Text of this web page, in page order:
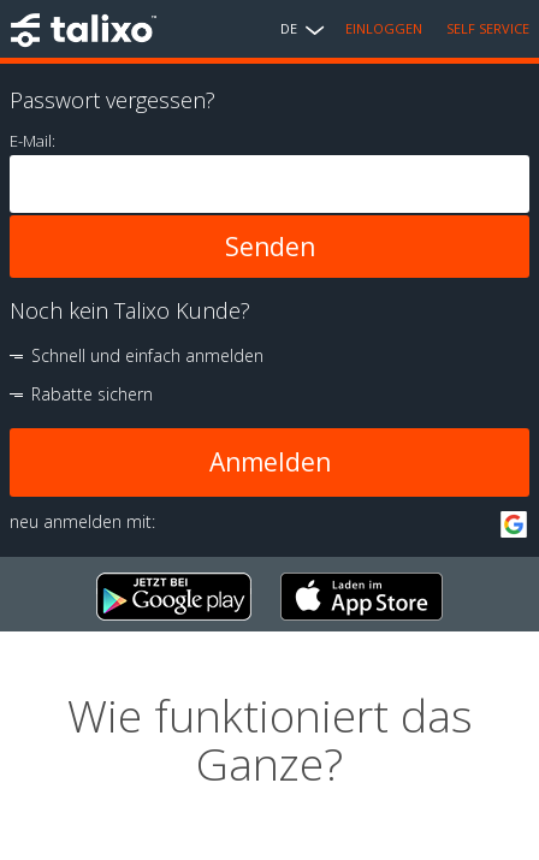
DE EINLOGGEN SELF SERVICE
Passwort vergessen?
E-Mail:
Noch kein Talixo Kunde?
Schnell und einfach anmelden
Rabatte sichern
Anmelden
neu anmelden mit:
Wie funktioniert das
Ganze?